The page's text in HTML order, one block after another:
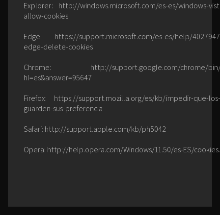
Explorer: http://windows.microsoft.com/es-es/windows-
allow-cookies
Edge: https://support.microsoft.com/es-es/help/
edge-delete-cookies
Chrome: http://support.google.com/chrome/bin/
hl=es&answer=95647
Firefox: https://support.mozilla.org/es/kb/impedir-que-
guarden-sus-preferencia
Safari: http://support.apple.com/kb/ph5042
Opera: http://help.opera.com/Windows/11.50/es-ES/